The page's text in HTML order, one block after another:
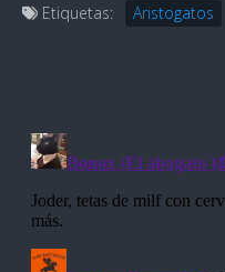
Etiquetas: Aristogatos